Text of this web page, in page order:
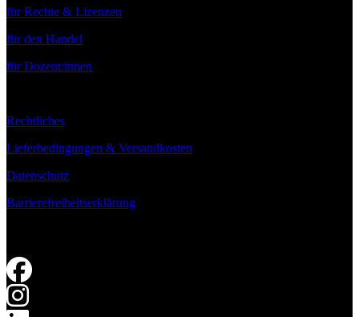
für Rechte & Lizenzen
für den Handel
für Dozent:innen
Rechtliches
Lieferbedingungen & Versandkosten
Datenschutz
Barrierefreiheitserklärung